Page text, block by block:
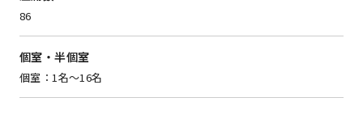
86
個室・半個室
個室：1名～16名